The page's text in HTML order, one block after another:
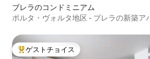
ブレラのコンドミニアム
ポルタ・ヴォルタ地区 - ブレラの新築ア
大好評のゲストチョイスです。
ゲストチョイス